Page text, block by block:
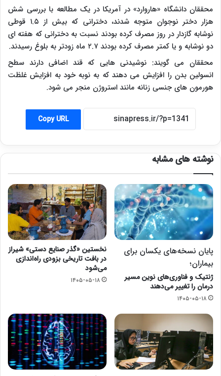
محققان دانشگاه «هاروارد» در آمریکا در یک مطالعه با بررسی شش
هزار دختر نوجوان متوجه شدند، دخترانی که بیش از ۱.۵ قوطی
نوشابه گازدار در روز مصرف کرده بودند نسبت به دخترانی که هفته ای
دو نوشابه و یا کمتر مصرف کرده بودند ۲.۷ ماه زودتر به بلوغ رسیدند.
محققان می گویند: نوشیدنی هایی که قند اضافی دارند سطح
انسولین بدن را افزایش می دهند که به نوبه خود به افزایش غلظت
هورمون های جنسی زنانه مانند استروژن منجر می شود.
Copy URL
نوشته های مشابه
پایان نسخه‌های یکسان برای
بیماران؛
ژنتیک و فناوری‌های نوین مسیر
درمان را تغییر می‌دهند
۱۴۰۵-۰۵-۱۸
نخستین «گذر صنایع دستی» شیراز
در بافت تاریخی بزودی راه‌اندازی
می‌شود
۱۴۰۵-۰۵-۱۸